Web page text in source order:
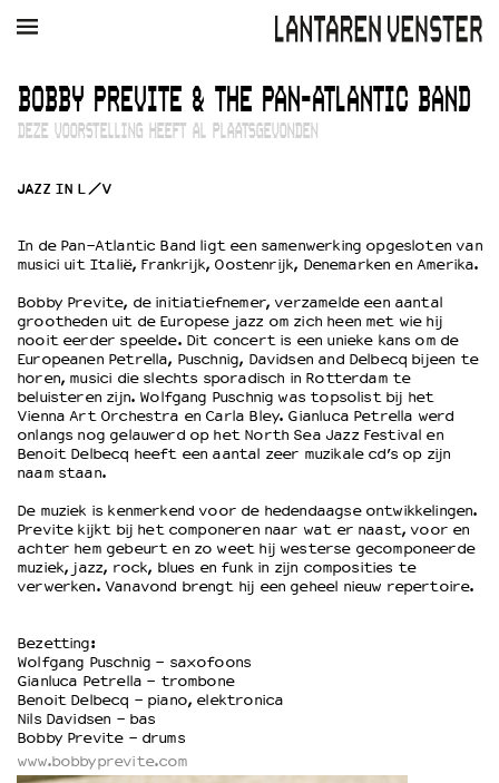
AGENDA FILM MUZIEK RESTAURANT VERHUUR
Winkelmandje
Zoek
PLAN JE BEZOEK
Bereikbaarheid
EDUCATIE
Schoolvoorstellingen
Filmprogramma’s Primair Onderwijs
Filmprogramma’s VO/MBO
Speciale educatieprogramma’s
OVER LANTARENVENSTER
Wat we doen
Wie is wie
Word vriend
Historie
Partners
Huisregels
Privacyverklaring
BOBBY PREVITE & THE PAN-ATLANTIC BAND
DEZE VOORSTELLING HEEFT AL PLAATSGEVONDEN
JAZZ IN L/V
In de Pan-Atlantic Band ligt een samenwerking opgesloten van
musici uit Italië, Frankrijk, Oostenrijk, Denemarken en Amerika.
Bobby Previte, de initiatiefnemer, verzamelde een aantal
grootheden uit de Europese jazz om zich heen met wie hij
nooit eerder speelde. Dit concert is een unieke kans om de
Europeanen Petrella, Puschnig, Davidsen and Delbecq bijeen te
horen, musici die slechts sporadisch in Rotterdam te
beluisteren zijn. Wolfgang Puschnig was topsolist bij het
Vienna Art Orchestra en Carla Bley. Gianluca Petrella werd
onlangs nog gelauwerd op het North Sea Jazz Festival en
Benoit Delbecq heeft een aantal zeer muzikale cd’s op zijn
naam staan.
De muziek is kenmerkend voor de hedendaagse ontwikkelingen.
Previte kijkt bij het componeren naar wat er naast, voor en
achter hem gebeurt en zo weet hij westerse gecomponeerde
muziek, jazz, rock, blues en funk in zijn composities te
verwerken. Vanavond brengt hij een geheel nieuw repertoire.
Bezetting:
Wolfgang Puschnig - saxofoons
Gianluca Petrella - trombone
Benoit Delbecq - piano, elektronica
Nils Davidsen - bas
Bobby Previte - drums
www.bobbyprevite.com